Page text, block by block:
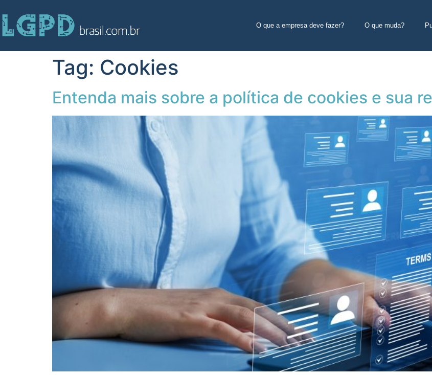
O que a empresa deve fazer? O que muda?
Tag: Cookies
Entenda mais sobre a política de cookies e sua